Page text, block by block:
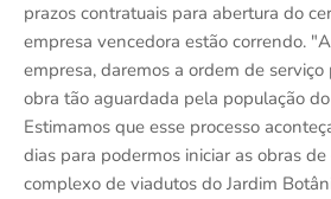
prazos contratuais para abertura do
empresa vencedora estão correndo.
empresa, daremos a ordem de serviço
obra tão aguardada pela população
Estimamos que esse processo
dias para podermos iniciar as obras
complexo de viadutos do Jardim